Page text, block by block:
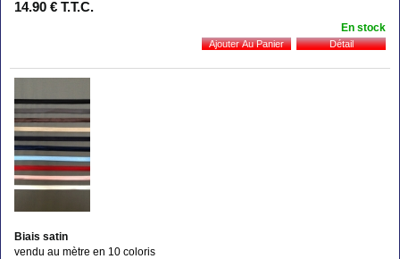
14.90 € T.T.C.
En stock
Biais satin
vendu au mètre en 10 coloris